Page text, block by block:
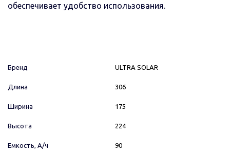
обеспечивает удобство использования.
Бренд ULTRA SOLAR
Длина 306
Ширина 175
Высота 224
Емкость, А/ч 90